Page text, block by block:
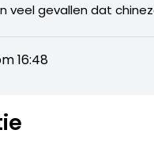
veel gevallen dat
16:48